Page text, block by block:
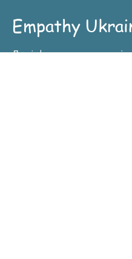
Empathy
Для інформування про наші